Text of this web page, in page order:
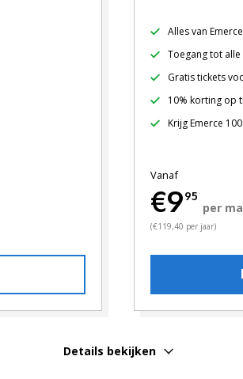
Alles van
Toegang tot
Gratis tickets
10% korting op
Krijg Emerce
Vanaf
€995
per
(€119,40 per jaar)
Details bekijken